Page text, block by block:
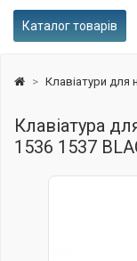
Каталог товарів
> Клавіатури для
Клавіатура
1536 1537